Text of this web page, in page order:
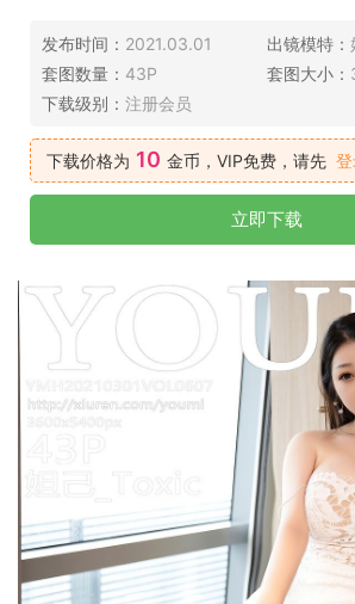
发布时间： 2021.03.01 出镜模特：
套图数量： 43P 套图大小：
下载级别： 注册会员
下载价格为 10 金币，VIP免费，请先
立即下载